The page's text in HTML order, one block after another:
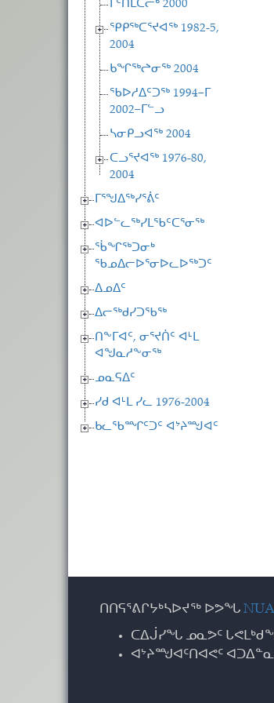
ᒥᑦᑎᒪᑕᓕᒃ 2000
ᕿᑭᖅᑕᕐᔪᐊᖅ 1982-5,
2004
ᑲᖏᖅᖠᓂᖅ 2004
ᖃᐅᓱᐃᑦᑐᖅ 1994−ᒥ
2002−ᒥᓪᓗ
ᓴᓂᑭᓗᐊᖅ 2004
ᑕᓗᕐᔪᐊᖅ 1976-80,
2004
ᒥᕐᖑᐃᖅᓯᕐᕖᑦ
ᐊᐅᓪᓚᖅᓯᒪᖃᑦᑕᕐᓂᖅ
ᖄᖏᖅᑐᓂᒃ
ᖃᓄᐃᓕᐅᕐᓂᐅᓚᐅᖅᑐᑦ
ᐃᓄᐃᑦ
ᐃᓕᖅᑯᓯᑐᖃᖅ
ᑎᖕᒥᐊᑦ, ᓂᕐᔪᑏᑦ ᐊᒻᒪ
ᐊᖑᓇᓱᖕᓂᖅ
ᓄᓇᕋᐃᑦ
ᓯᑯ ᐊᒻᒪ ᓯᓚ 1976-2004
ᑲᓚᖃᙱᑦᑐᑦ ᐊᔾᔨᙳᐊᑦ
ᑎᑎᕋᕐᕕᒋᔭᒃᓴᐅᔪᖅ ᐅᕗᖓ
ᑕᐃᒎᓯᖓ ᓄᓇᕗᑦ
ᐊᔾᔨᙳᐊᑦᑎᐊᕙᑦ